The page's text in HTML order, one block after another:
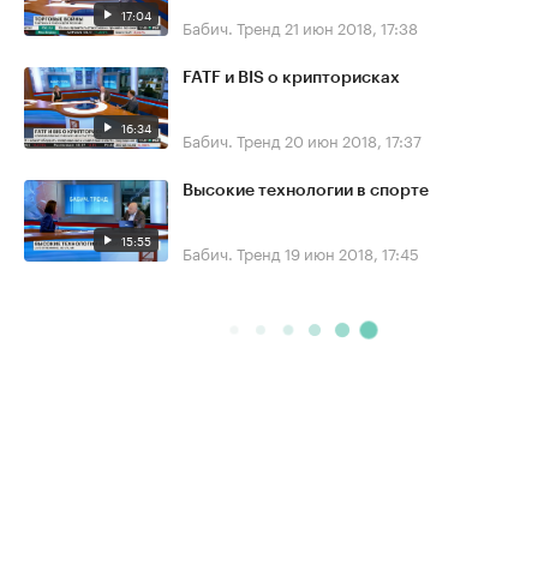
17:04 Бабич. Тренд 21 июн 2018, 17:38
16:34
FATF и BIS о крипторисках
Бабич. Тренд 20 июн 2018, 17:37
15:55
Высокие технологии в спорте
Бабич. Тренд 19 июн 2018, 17:45